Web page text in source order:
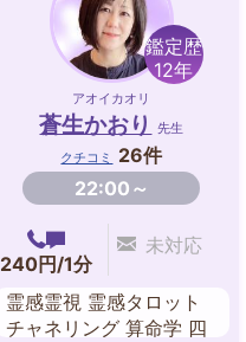
鑑定歴
12年
アオイカオリ
蒼生かおり 先生
クチコミ
26件
22:00～
240円/1分
未対応
霊感霊視 霊感タロット
チャネリング 算命学 四